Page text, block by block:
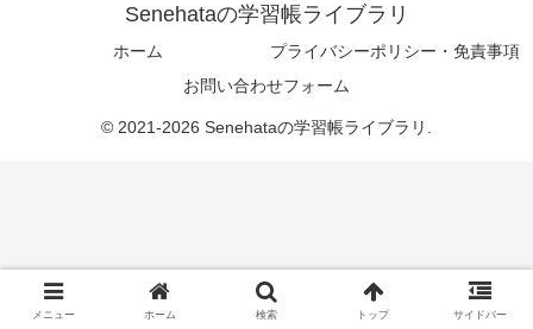
Senehataの学習帳ライブラリ
ホーム
プライバシーポリシー・免責事項
お問い合わせフォーム
© 2021-2026 Senehataの学習帳ライブラリ.
メニュー ホーム 検索 トップ サイドバー